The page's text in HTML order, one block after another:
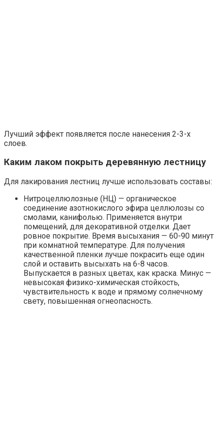
Лучший эффект появляется после нанесения 2-3-х
слоев.
Каким лаком покрыть деревянную лестницу
Для лакирования лестниц лучше использовать составы:
Нитроцеллюлозные (НЦ) — органическое
соединение азотнокислого эфира целлюлозы со
смолами, канифолью. Применяется внутри
помещений, для декоративной отделки. Дает
ровное покрытие. Время высыхания — 60-90 минут
при комнатной температуре. Для получения
качественной пленки лучше покрасить еще один
слой и оставить высыхать на 6-8 часов.
Выпускается в разных цветах, как краска. Минус —
невысокая физико-химическая стойкость,
чувствительность к воде и прямому солнечному
свету, повышенная огнеопасность.